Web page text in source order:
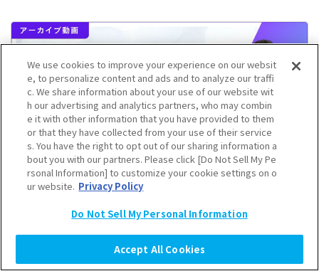
Z世代部下とY世代上司、すれ違いの本音を徹底調
ティーンズラボ Z世代 新社会人
We use cookies to improve your experience on our websit
e, to personalize content and ads and to analyze our traffi
c. We share information about your use of our website wit
h our advertising and analytics partners, who may combin
e it with other information that you have provided to them
or that they have collected from your use of their service
s. You have the right to opt out of our sharing information a
bout you with our partners. Please click [Do Not Sell My Pe
rsonal Information] to customize your cookie settings on o
ur website. Privacy Policy
Do Not Sell My Personal Information
Accept All Cookies